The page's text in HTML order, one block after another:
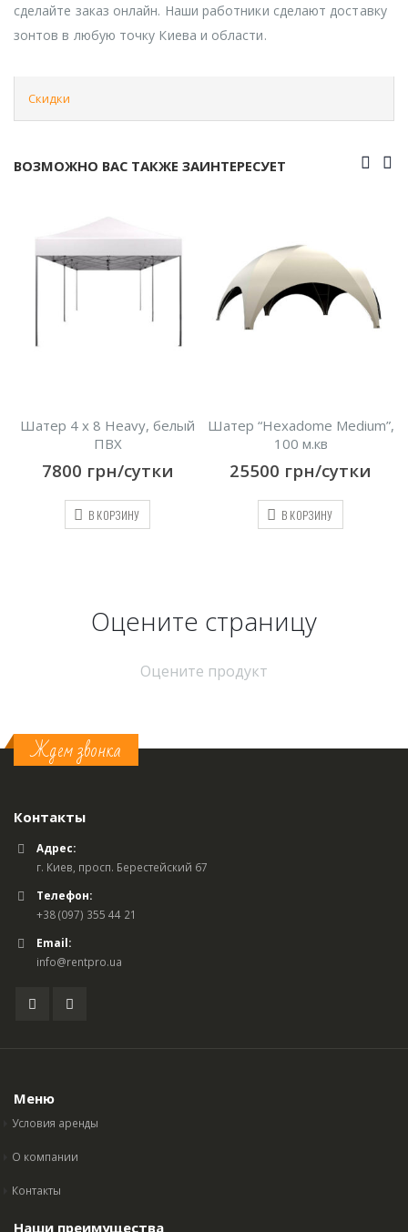
сделайте заказ онлайн. Наши работники сделают доставку
зонтов в любую точку Киева и области.
Скидки
ВОЗМОЖНО ВАС ТАКЖЕ ЗАИНТЕРЕСУЕТ
Шатер 4 х 8 Heavy, белый
ПВХ
7800 грн/сутки
В КОРЗИНУ
Шатер “Hexadome Medium”,
100 м.кв
25500 грн/сутки
В КОРЗИНУ
Оцените страницу
Оцените продукт
Ждем звонка
Контакты
Адрес:
г. Киев, просп. Берестейский 67
Телефон:
+38 (097) 355 44 21
Email:
info@rentpro.ua
Меню
Условия аренды
О компании
Контакты
Наши преимущества